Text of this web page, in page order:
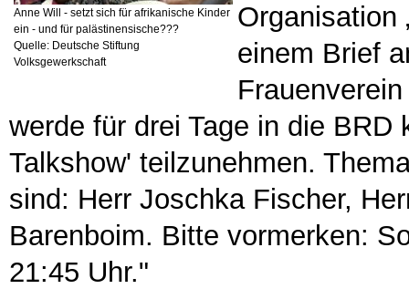
Anne Will - setzt sich für afrikanische Kinder
ein - und für palästinensische???
Quelle: Deutsche Stiftung
Volksgewerkschaft
Organisation
einem Brief
werde für drei Tage in die
Talkshow' teilzunehmen.
sind: Herr Joschka Fischer,
Barenboim. Bitte vormerken:
21:45 Uhr."